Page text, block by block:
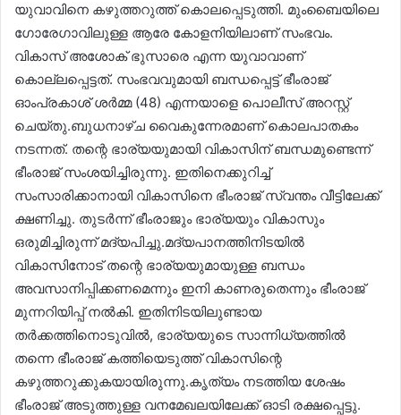
യുവാവിനെ കഴുത്തറുത്ത് കൊലപ്പെടുത്തി. മുംബൈയിലെ
ഗോരേഗാവിലുള്ള ആരേ കോളനിയിലാണ് സംഭവം.
വികാസ് അശോക് ഭുസാരെ എന്ന യുവാവാണ്
കൊല്ലപ്പെട്ടത്. സംഭവവുമായി ബന്ധപ്പെട്ട് ഭീംരാജ്
ഓംപ്രകാശ് ശർമ്മ (48) എന്നയാളെ പൊലീസ് അറസ്റ്റ്
ചെയ്തു.ബുധനാഴ്ച വൈകുന്നേരമാണ് കൊലപാതകം
നടന്നത്. തന്റെ ഭാര്യയുമായി വികാസിന് ബന്ധമുണ്ടെന്ന്
ഭീംരാജ് സംശയിച്ചിരുന്നു. ഇതിനെക്കുറിച്ച്
സംസാരിക്കാനായി വികാസിനെ ഭീംരാജ് സ്വന്തം വീട്ടിലേക്ക്
ക്ഷണിച്ചു. തുടർന്ന് ഭീംരാജും ഭാര്യയും വികാസും
ഒരുമിച്ചിരുന്ന് മദ്യപിച്ചു.മദ്യപാനത്തിനിടയിൽ
വികാസിനോട് തന്റെ ഭാര്യയുമായുള്ള ബന്ധം
അവസാനിപ്പിക്കണമെന്നും ഇനി കാണരുതെന്നും ഭീംരാജ്
മുന്നറിയിപ്പ് നൽകി. ഇതിനിടയിലുണ്ടായ
തർക്കത്തിനൊടുവിൽ, ഭാര്യയുടെ സാന്നിധ്യത്തിൽ
തന്നെ ഭീംരാജ് കത്തിയെടുത്ത് വികാസിന്റെ
കഴുത്തറുക്കുകയായിരുന്നു.കൃത്യം നടത്തിയ ശേഷം
ഭീംരാജ് അടുത്തുള്ള വനമേഖലയിലേക്ക് ഓടി രക്ഷപ്പെട്ടു.